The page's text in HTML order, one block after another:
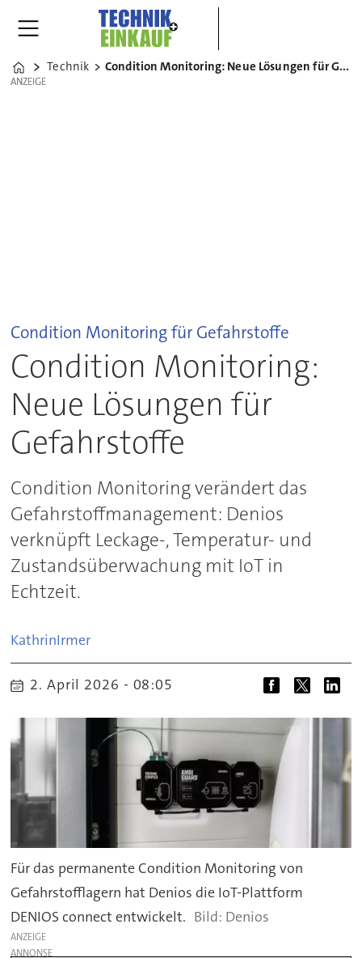
Home
Technik Condition Monitoring: Neue Lösungen für Gefahrstoffe
ANZEIGE
ANZEIGE
Condition Monitoring für Gefahrstoffe
Condition Monitoring:
Neue Lösungen für
Gefahrstoffe
Condition Monitoring verändert das
Gefahrstoffmanagement: Denios
verknüpft Leckage-, Temperatur- und
Zustandsüberwachung mit IoT in
Echtzeit.
KathrinIrmer
2. April 2026 - 08:05
Für das permanente Condition Monitoring von
Gefahrstofflagern hat Denios die IoT-Plattform
DENIOS connect entwickelt.
Denios
ANZEIGE